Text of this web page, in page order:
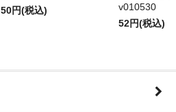
50円(税込)
v010530
52円(税込)